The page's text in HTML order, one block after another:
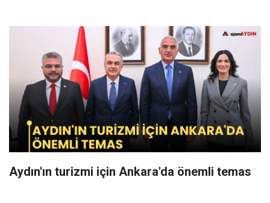
Aydın'ın turizmi için Ankara'da önemli temas